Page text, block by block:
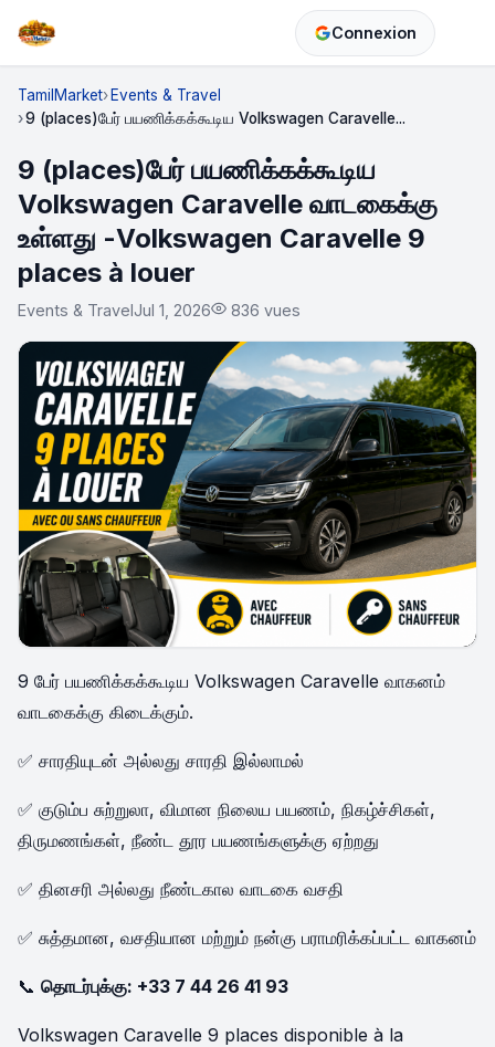
Connexion
TamilMarket Events & Travel
9 (places)பேர் பயணிக்கக்கூடிய Volkswagen Caravelle...
9 (places)பேர் பயணிக்கக்கூடிய
Volkswagen Caravelle வாடகைக்கு
உள்ளது -Volkswagen Caravelle 9
places à louer
Events & TravelJul 1, 2026 836 vues
9 பேர் பயணிக்கக்கூடிய Volkswagen Caravelle வாகனம்
வாடகைக்கு கிடைக்கும்.
✅ சாரதியுடன் அல்லது சாரதி இல்லாமல்
✅ குடும்ப சுற்றுலா, விமான நிலைய பயணம், நிகழ்ச்சிகள்,
திருமணங்கள், நீண்ட தூர பயணங்களுக்கு ஏற்றது
✅ தினசரி அல்லது நீண்டகால வாடகை வசதி
✅ சுத்தமான, வசதியான மற்றும் நன்கு பராமரிக்கப்பட்ட வாகனம்
📞 தொடர்புக்கு: +33 7 44 26 41 93
Volkswagen Caravelle 9 places disponible à la